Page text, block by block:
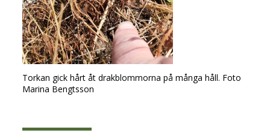
Torkan gick hårt åt drakblommorna på många håll. Foto
Marina Bengtsson